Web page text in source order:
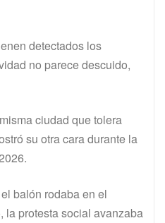
detectados los
no parece descuido,
ciudad que tolera
su otra cara durante la
balón rodaba en el
la protesta social avanzaba